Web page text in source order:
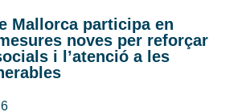
Mallorca participa en
noves per reforçar
i l’atenció a les